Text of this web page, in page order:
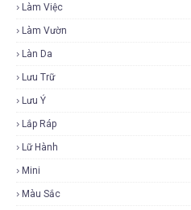
Làm Việc
Làm Vườn
Làn Da
Lưu Trữ
Lưu Ý
Lắp Ráp
Lữ Hành
Mini
Màu Sắc